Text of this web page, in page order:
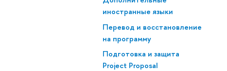
иностранные языки
Перевод и восстановление
на программу
Подготовка и защита
Project Proposal